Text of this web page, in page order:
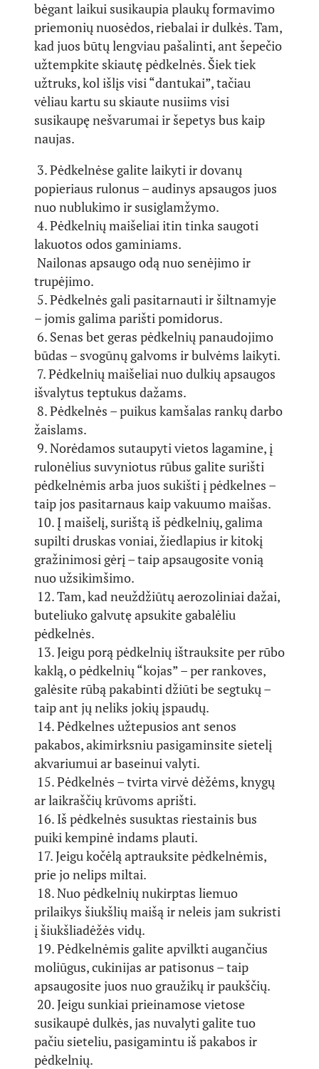
bėgant laikui susikaupia plaukų formavimo
priemonių nuosėdos, riebalai ir dulkės. Tam,
kad juos būtų lengviau pašalinti, ant šepečio
užtempkite skiautę pėdkelnės. Šiek tiek
užtruks, kol išlįs visi “dantukai”, tačiau
vėliau kartu su skiaute nusiims visi
susikaupę nešvarumai ir šepetys bus kaip
naujas.
3. Pėdkelnėse galite laikyti ir dovanų
popieriaus rulonus – audinys apsaugos juos
nuo nublukimo ir susiglamžymo.
4. Pėdkelnių maišeliai itin tinka saugoti
lakuotos odos gaminiams.
Nailonas apsaugo odą nuo senėjimo ir
trupėjimo.
5. Pėdkelnės gali pasitarnauti ir šiltnamyje
– jomis galima parišti pomidorus.
6. Senas bet geras pėdkelnių panaudojimo
būdas – svogūnų galvoms ir bulvėms laikyti.
7. Pėdkelnių maišeliai nuo dulkių apsaugos
išvalytus teptukus dažams.
8. Pėdkelnės – puikus kamšalas rankų darbo
žaislams.
9. Norėdamos sutaupyti vietos lagamine, į
rulonėlius suvyniotus rūbus galite surišti
pėdkelnėmis arba juos sukišti į pėdkelnes –
taip jos pasitarnaus kaip vakuumo maišas.
10. Į maišelį, surištą iš pėdkelnių, galima
supilti druskas voniai, žiedlapius ir kitokį
gražinimosi gėrį – taip apsaugosite vonią
nuo užsikimšimo.
12. Tam, kad neuždžiūtų aerozoliniai dažai,
buteliuko galvutę apsukite gabalėliu
pėdkelnės.
13. Jeigu porą pėdkelnių ištrauksite per rūbo
kaklą, o pėdkelnių “kojas” – per rankoves,
galėsite rūbą pakabinti džiūti be segtukų –
taip ant jų neliks jokių įspaudų.
14. Pėdkelnes užtepusios ant senos
pakabos, akimirksniu pasigaminsite sietelį
akvariumui ar baseinui valyti.
15. Pėdkelnės – tvirta virvė dėžėms, knygų
ar laikraščių krūvoms aprišti.
16. Iš pėdkelnės susuktas riestainis bus
puiki kempinė indams plauti.
17. Jeigu kočėlą aptrauksite pėdkelnėmis,
prie jo nelips miltai.
18. Nuo pėdkelnių nukirptas liemuo
prilaikys šiukšlių maišą ir neleis jam sukristi
į šiukšliadėžės vidų.
19. Pėdkelnėmis galite apvilkti augančius
moliūgus, cukinijas ar patisonus – taip
apsaugosite juos nuo graužikų ir paukščių.
20. Jeigu sunkiai prieinamose vietose
susikaupė dulkės, jas nuvalyti galite tuo
pačiu sieteliu, pasigamintu iš pakabos ir
pėdkelnių.